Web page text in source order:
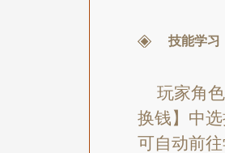
技能学习
玩家角
换钱】中
可自动前